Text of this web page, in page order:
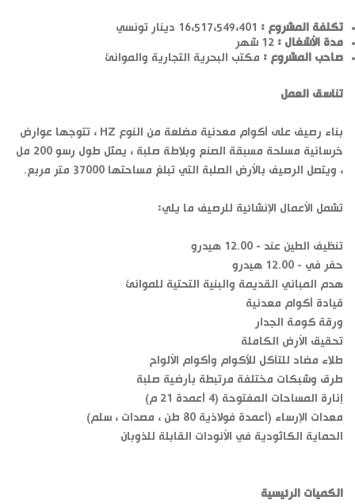
تكلفة المشروع :
مدة الأشغال :
صاحب المشروع : مكتب البحرية التجارية والموانئ
تناسق العمل
بناء رصيف على أكوام معدنية مضلعة من النوع HZ ، تتوجها عوارض
خرسانية مسلحة مسبقة الصنع وبلاطة صلبة ، يمثل طول رسو 200 مل
، ويتصل الرصيف بالأرض الصلبة التي تبلغ مساحتها 37000 متر مربع.
تشمل الأعمال الإنشائية للرصيف ما يلي:
تنظيف الطين عند - 12.00 هيدرو
حفر في - 12.00 هيدرو
هدم المباني القديمة والبنية التحتية للموانئ
قيادة أكوام معدنية
ورقة كومة الجدار
تحقيق الأرض الكاملة
طلاء مضاد للتآكل للأكوام وأكوام الألواح
طرق وشبكات مختلفة مرتبطة بأرضية صلبة
إنارة المساحات المفتوحة (4 أعمدة 21 م)
معدات الإرساء (أعمدة فولاذية 80 طن ، مصدات ، سلم)
الحماية الكاثودية في الأنودات القابلة للذوبان
الكميات الرئيسية